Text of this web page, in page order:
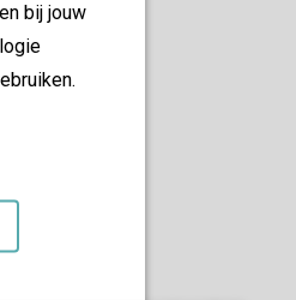
bij jouw
Keuken